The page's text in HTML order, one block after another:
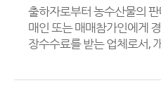
출하자로부터 농수산물의
매인 또는 매매참가인에게
장수수료를 받는 업체로서,